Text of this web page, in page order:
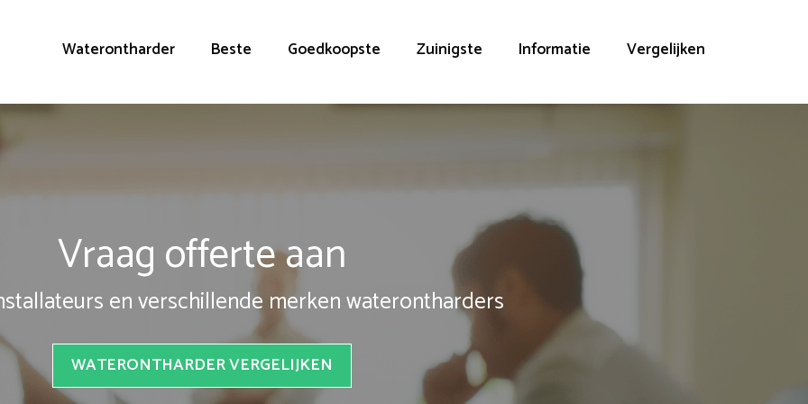
Waterontharder Beste Goedkoopste Zuinigste Informatie Vergelijken
Vraag offerte aan
en verschillende merken waterontharders
WATERONTHARDER VERGELIJKEN